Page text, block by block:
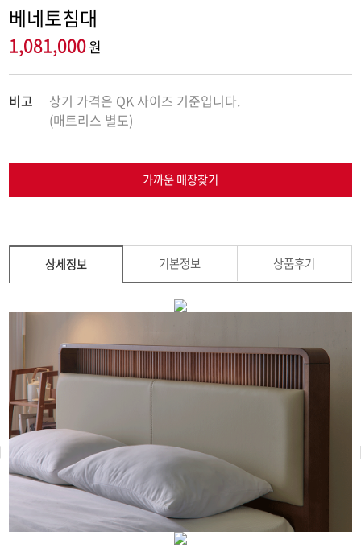
베네토침대
1,081,000원
비고
상기 가격은 QK 사이즈 기준입니다.
(매트리스 별도)
가까운 매장찾기
상세정보 기본정보 상품후기